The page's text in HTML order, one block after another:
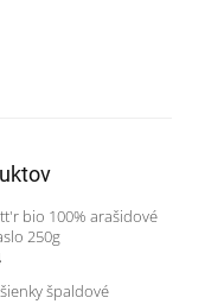
bio 100% arašidové
250g
špaldové